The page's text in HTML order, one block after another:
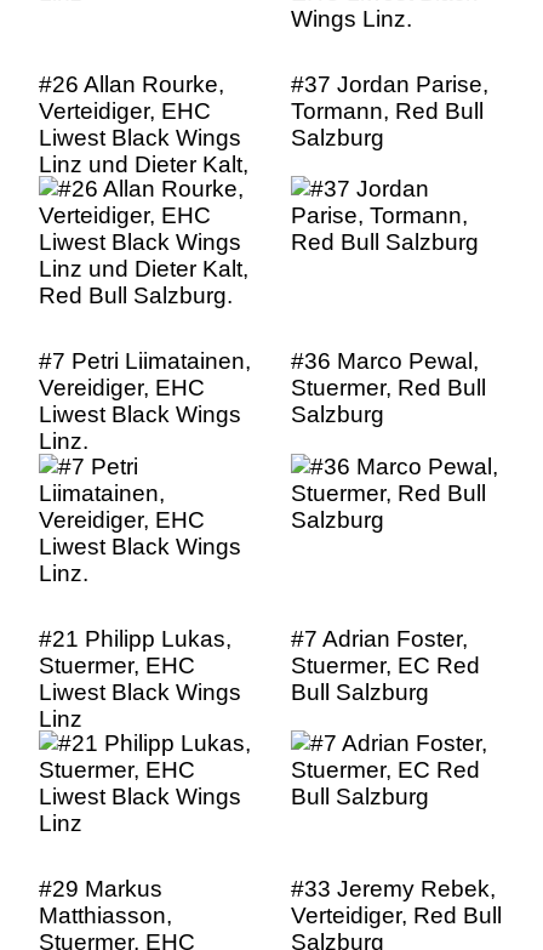
#26 Allan Rourke,
Verteidiger, EHC
Liwest Black Wings
Linz und Dieter Kalt,
Red Bull Salzburg.
#37 Jordan Parise,
Tormann, Red Bull
Salzburg
#7 Petri Liimatainen,
Vereidiger, EHC
Liwest Black Wings
Linz.
#36 Marco Pewal,
Stuermer, Red Bull
Salzburg
#21 Philipp Lukas,
Stuermer, EHC
Liwest Black Wings
Linz
#7 Adrian Foster,
Stuermer, EC Red
Bull Salzburg
#29 Markus
Matthiasson,
Stuermer, EHC
#33 Jeremy Rebek,
Verteidiger, Red Bull
Salzburg